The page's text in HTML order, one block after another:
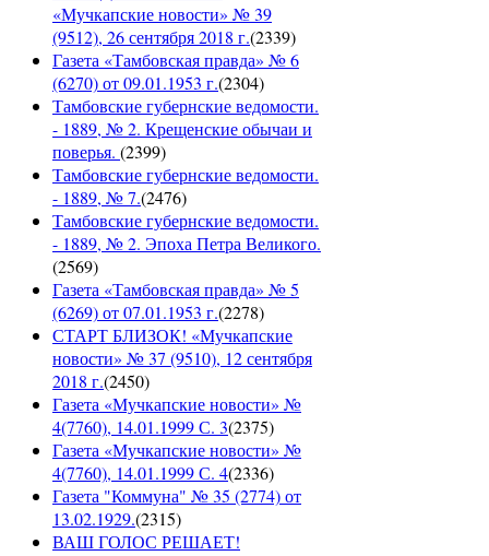
«Мучкапские новости» № 39
(9512), 26 сентября 2018 г.(2339)
Газета «Тамбовская правда» № 6
(6270) от 09.01.1953 г.(2304)
Тамбовские губернские ведомости.
- 1889, № 2. Крещенские обычаи и
поверья. (2399)
Тамбовские губернские ведомости.
- 1889, № 7.(2476)
Тамбовские губернские ведомости.
- 1889, № 2. Эпоха Петра Великого.
(2569)
Газета «Тамбовская правда» № 5
(6269) от 07.01.1953 г.(2278)
СТАРТ БЛИЗОК! «Мучкапские
новости» № 37 (9510), 12 сентября
2018 г.(2450)
Газета «Мучкапские новости» №
4(7760), 14.01.1999 С. 3(2375)
Газета «Мучкапские новости» №
4(7760), 14.01.1999 С. 4(2336)
Газета "Коммуна" № 35 (2774) от
13.02.1929.(2315)
ВАШ ГОЛОС РЕШАЕТ!